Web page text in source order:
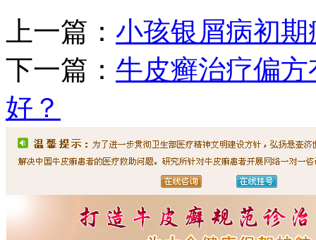
上一篇： 小孩银屑病初期
下一篇： 牛皮癣治疗偏
好？